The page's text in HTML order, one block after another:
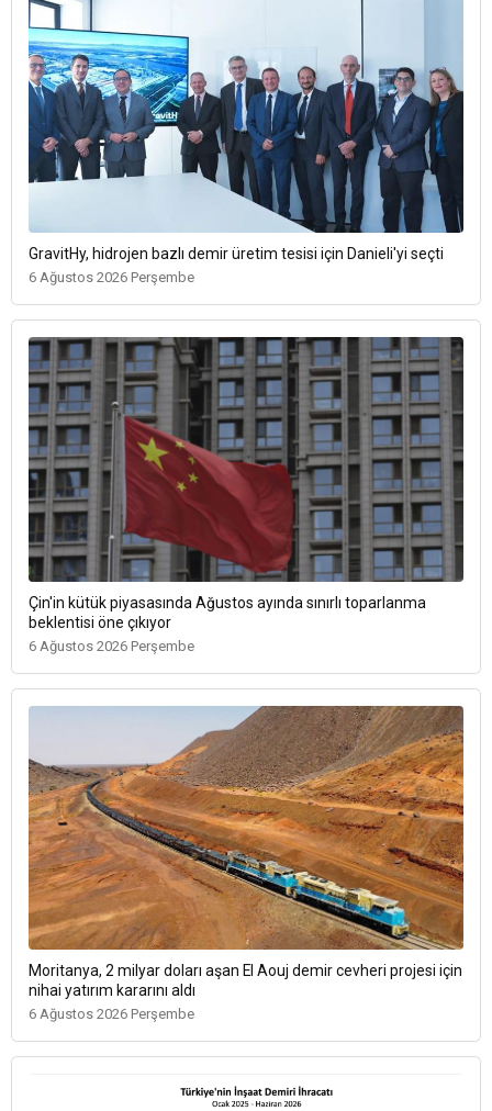
GravitHy, hidrojen bazlı demir üretim tesisi için Danieli'yi seçti
6 Ağustos 2026 Perşembe
Çin'in kütük piyasasında Ağustos ayında sınırlı toparlanma
beklentisi öne çıkıyor
6 Ağustos 2026 Perşembe
Moritanya, 2 milyar doları aşan El Aouj demir cevheri projesi için
nihai yatırım kararını aldı
6 Ağustos 2026 Perşembe